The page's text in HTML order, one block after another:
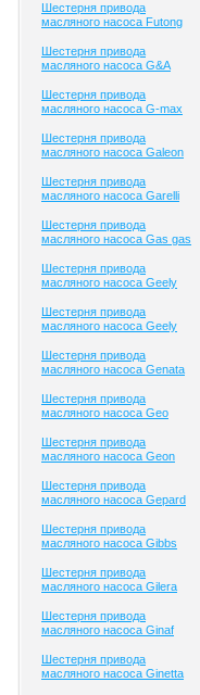
Шестерня привода
масляного насоса Futong
Шестерня привода
масляного насоса G&A
Шестерня привода
масляного насоса G-max
Шестерня привода
масляного насоса Galeon
Шестерня привода
масляного насоса Garelli
Шестерня привода
масляного насоса Gas gas
Шестерня привода
масляного насоса Geely
Шестерня привода
масляного насоса Geely
Шестерня привода
масляного насоса Genata
Шестерня привода
масляного насоса Geo
Шестерня привода
масляного насоса Geon
Шестерня привода
масляного насоса Gepard
Шестерня привода
масляного насоса Gibbs
Шестерня привода
масляного насоса Gilera
Шестерня привода
масляного насоса Ginaf
Шестерня привода
масляного насоса Ginetta